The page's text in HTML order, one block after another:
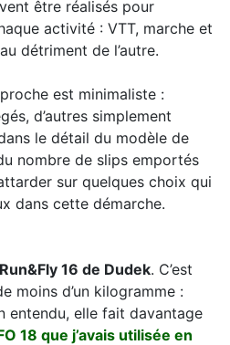
être réalisés pour
activité : VTT, marche et
détriment de l’autre.
est minimaliste :
d’autres simplement
le détail du modèle de
nombre de slips emportés
sur quelques choix qui
dans cette démarche.
Run&Fly 16 de Dudek. C’est
moins d’un kilogramme :
entendu, elle fait davantage
18 que j’avais utilisée en